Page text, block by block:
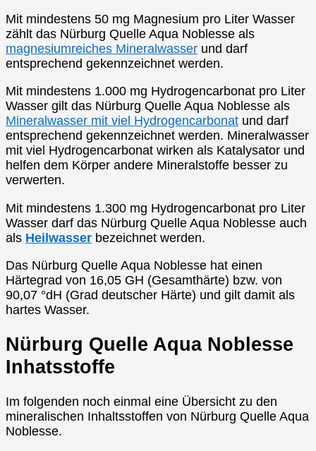
Mit mindestens 50 mg Magnesium pro Liter Wasser
zählt das Nürburg Quelle Aqua Noblesse als
magnesiumreiches Mineralwasser und darf
entsprechend gekennzeichnet werden.
Mit mindestens 1.000 mg Hydrogencarbonat pro Liter
Wasser gilt das Nürburg Quelle Aqua Noblesse als
Mineralwasser mit viel Hydrogencarbonat und darf
entsprechend gekennzeichnet werden. Mineralwasser
mit viel Hydrogencarbonat wirken als Katalysator und
helfen dem Körper andere Mineralstoffe besser zu
verwerten.
Mit mindestens 1.300 mg Hydrogencarbonat pro Liter
Wasser darf das Nürburg Quelle Aqua Noblesse auch
als Heilwasser bezeichnet werden.
Das Nürburg Quelle Aqua Noblesse hat einen
Härtegrad von 16,05 GH (Gesamthärte) bzw. von
90,07 °dH (Grad deutscher Härte) und gilt damit als
hartes Wasser.
Nürburg Quelle Aqua Noblesse
Inhatsstoffe
Im folgenden noch einmal eine Übersicht zu den
mineralischen Inhaltsstoffen von Nürburg Quelle Aqua
Noblesse.